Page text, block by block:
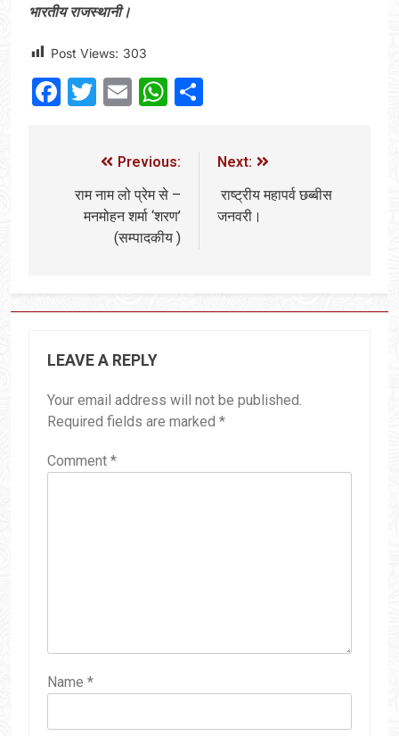
भारतीय राजस्थानी।
Post Views: 303
Facebook
Twitter
EmailWhatsApp
Previous:
राम नाम लो प्रेम से –
मनमोहन शर्मा ‘शरण’
(सम्पादकीय )
Next:
राष्ट्रीय महापर्व छब्बीस
जनवरी।
LEAVE A REPLY
Your email address will not be published.
Required fields are marked *
Comment *
Name *